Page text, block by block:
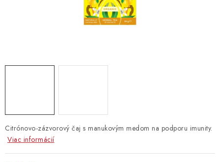
Kontakty
Citrónovo-zázvorový čaj s manukovým medom na podporu imunity.
Viac informácií